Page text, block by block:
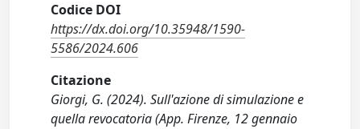
Codice DOI
https://dx.doi.org/10.35948/1590-
5586/2024.606
Citazione
Giorgi, G. (2024). Sull'azione di simulazione e
quella revocatoria (App. Firenze, 12 gennaio